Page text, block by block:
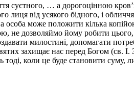
суєтного, … а дорогоцінною
від усякого бідного, і
особа може положити кілька
не дозволяймо йому робити
милостині, допомагати
захищає нас перед Богом (св.
тоді, коли це буде становити суму,